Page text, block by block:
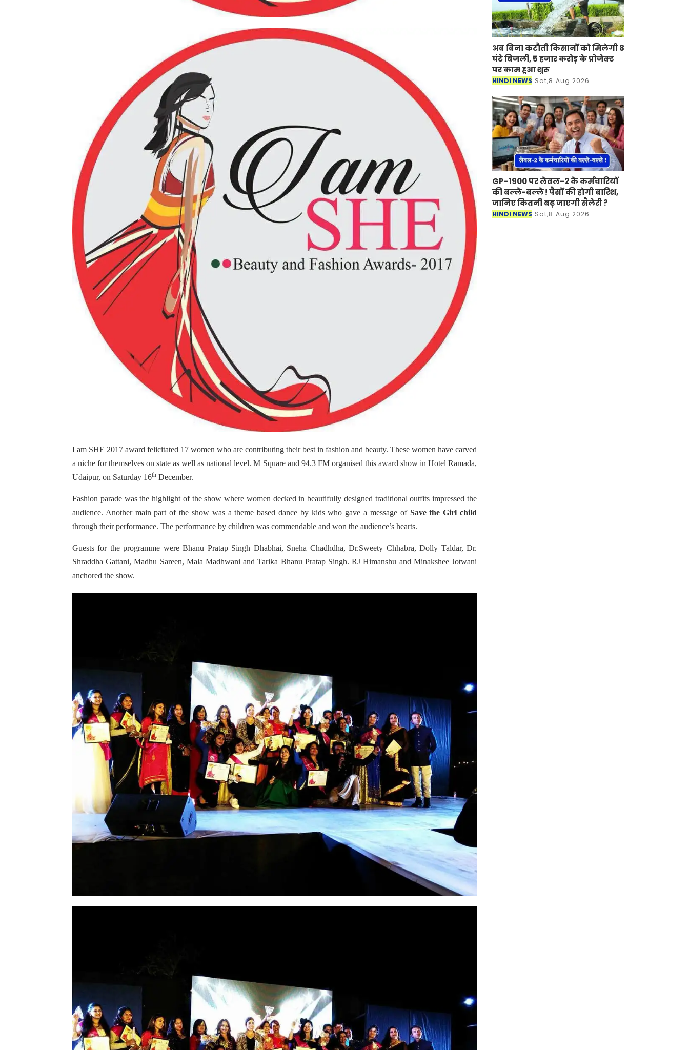
I am SHE 2017 award felicitated 17 women who are contributing their best in fashion and beauty. These women have carved
a niche for themselves on state as well as national level. M Square and 94.3 FM organised this award show in Hotel Ramada,
Udaipur, on Saturday 16th December.
Fashion parade was the highlight of the show where women decked in beautifully designed traditional outfits impressed the
audience. Another main part of the show was a theme based dance by kids who gave a message of Save the Girl child
through their performance. The performance by children was commendable and won the audience’s hearts.
Guests for the programme were Bhanu Pratap Singh Dhabhai, Sneha Chadhdha, Dr.Sweety Chhabra, Dolly Taldar, Dr.
Shraddha Gattani, Madhu Sareen, Mala Madhwani and Tarika Bhanu Pratap Singh. RJ Himanshu and Minakshee Jotwani
anchored the show.
अब बिना कटौती किसानों को मिलेगी 8
घंटे बिजली, 5 हजार करोड़ के प्रोजेक्ट
पर काम हुआ शुरू
HINDI NEWS Sat,8 Aug 2026
GP-1900 पर लेवल-2 के कर्मचारियों
की बल्ले-बल्ले ! पैसों की होगी बारिश,
जानिए कितनी बढ़ जाएगी सैलेरी ?
HINDI NEWS Sat,8 Aug 2026